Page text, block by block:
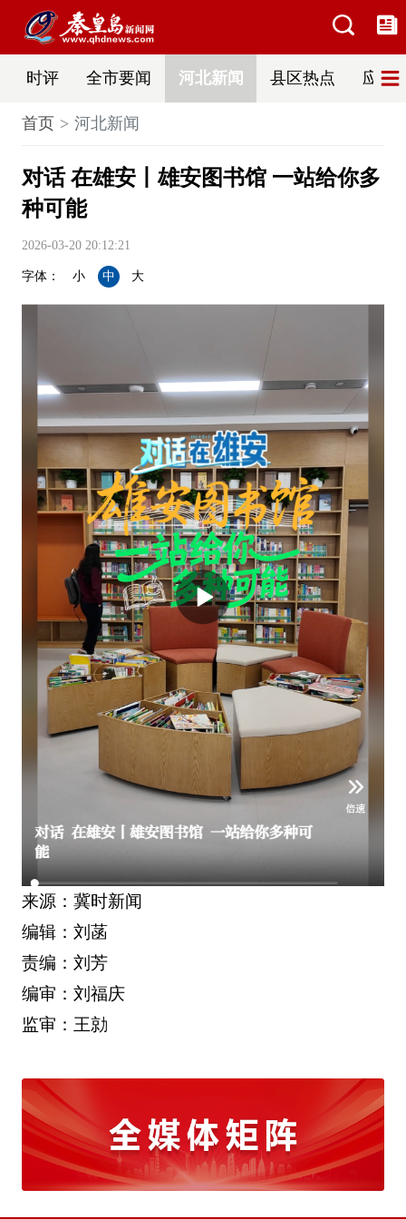
时评 全市要闻 河北新闻 县区热点 应急
首页 河北新闻
对话 在雄安丨雄安图书馆 一站给你多
种可能
2026-03-20 20:12:21
字体： 小 中 大
来源：冀时新闻
编辑：刘菡
责编：刘芳
编审：刘福庆
监审：王勍